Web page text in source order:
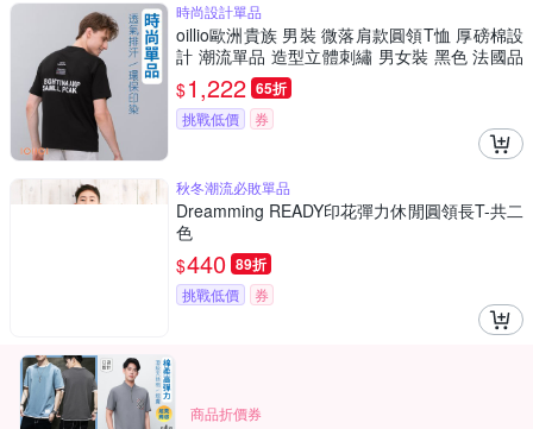
時尚設計單品
oillio歐洲貴族 男裝 微落肩款圓領T恤 厚磅棉設
計 潮流單品 造型立體刺繡 男女裝 黑色 法國品
牌
$1,222 65折
挑戰低價 券
秋冬潮流必敗單品
Dreamming READY印花彈力休閒圓領長T-共二
色
$440 89折
挑戰低價 券
商品折價券